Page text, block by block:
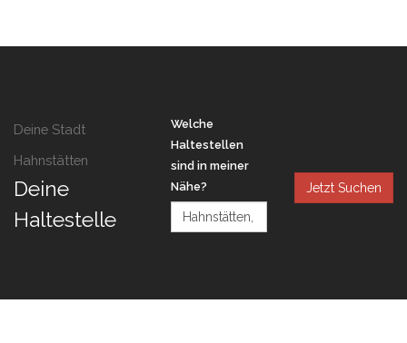
Deine Stadt
Hahnstätten
Deine
Haltestelle
Welche
Haltestellen
sind in meiner
Nähe?
Jetzt Suchen